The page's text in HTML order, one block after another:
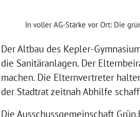
In voller AG-Stärke vor Ort: Die
Der Altbau des Kepler-
die Sanitäranlagen. Der
machen. Die Elternvertreter
der Stadtrat zeitnah Abhilfe
Die Ausschussgemeinschaft